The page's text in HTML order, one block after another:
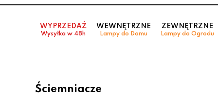
WYPRZEDAŻ
Wysyłka w 48h
WEWNĘTRZNE
Lampy do Domu
ZEWNĘTRZNE
Lampy do Ogrodu
Ściemniacze